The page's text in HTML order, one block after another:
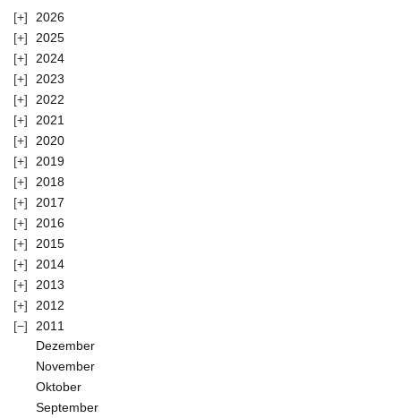
2026
2025
2024
2023
2022
2021
2020
2019
2018
2017
2016
2015
2014
2013
2012
2011
Dezember
November
Oktober
September